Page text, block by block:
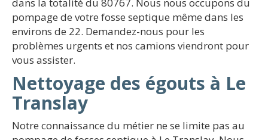
pompage de votre fosse septique même dans les
environs de 22. Demandez-nous pour les
problèmes urgents et nos camions viendront pour
vous assister.
Nettoyage des égouts à Le
Translay
Notre connaissance du métier ne se limite pas au